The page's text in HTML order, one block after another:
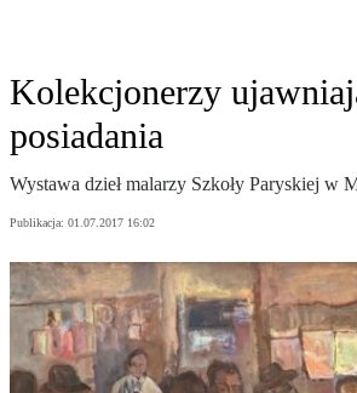
Kolekcjonerzy
posiadania
Wystawa dzieł malarzy Szkoły Paryskiej w
Publikacja: 01.07.2017 16:02